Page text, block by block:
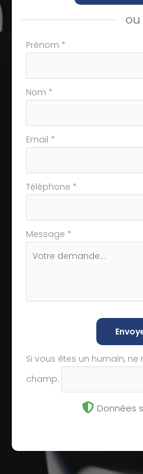
ou
Formulaire
téléphone
Prénom *
Nom *
Email *
Téléphone *
Message *
Si vous êtes un humain,
champ.
Données